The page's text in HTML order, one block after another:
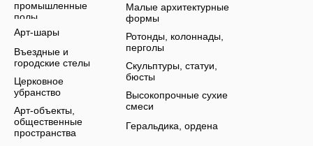
Арт-объекты,
общественные
пространства
Высокопрочные сухие
смеси
Скульптуры, статуи,
бюсты
Ротонды, колоннады,
перголы
Малые архитектурные
формы
Геральдика, ордена
Церковное
убранство
Въездные и
городские стелы
Арт-шары
промышленные
полы